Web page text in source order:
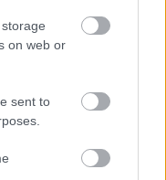
on web or
sent to
a teljesen új
építése
és jelzőlámpás